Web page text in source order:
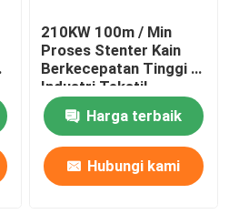
210KW 100m / Min
Proses Stenter Kain
Berkecepatan Tinggi Di
Industri Tekstil
2800mm
Harga terbaik
Hubungi kami